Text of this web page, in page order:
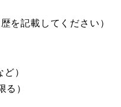
を記載してください）
）
）